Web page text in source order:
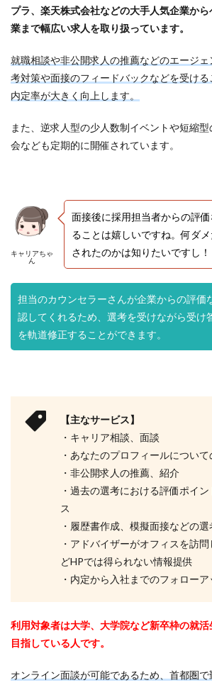
プラ、楽天株式会社などの大手人気企業か
業まで幅広い求人を取り扱っています。
就職相談や非公開求人の推薦などのエージ
考対策や面接のフィードバックなどを受ける
内定率が大きく向上します。
また、逆求人型の少人数制イベントや短縮
会なども定期的に開催されています。
キャリアちゃ
ん
面接後に採用担当者からの評
ることは嬉しいですね。何ダ
されたのかは知りたいですし！
担当のカウンセラーさんが企業からの評価
認してくれるため、選考を受けながら受け
を軌道修正することができます。
【主なサービス】
・キャリア相談、面談
・あなたのプロフィールについ
・非公開求人の推薦、紹介
・過去の選考における評価ポイ
ス
・履歴書作成、模擬面接などの
・アドバイザーがオフィスを訪
どHPでは得られない情報提供
・内定から入社までのフォローア
利用対象者は大学、大学院など新卒枠の就
目指している人です。
オンライン面談が可能であるため、首都圏